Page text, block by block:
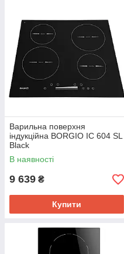
Варильна поверхня
індукційна BORGIO IC 604 SL
Black
В наявності
9 639 ₴
Купити